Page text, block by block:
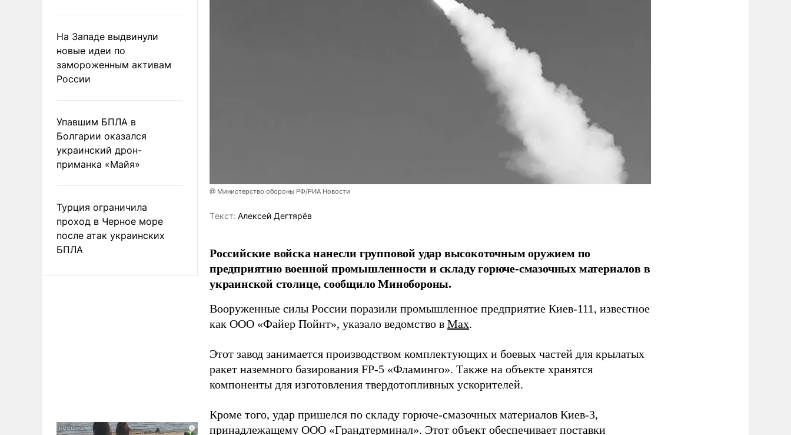
На Западе выдвинули
новые идеи по
замороженным активам
России
Упавшим БПЛА в
Болгарии оказался
украинский дрон-
приманка «Майя»
Турция ограничила
проход в Черное море
после атак украинских
БПЛА
@ Министерство обороны РФ/РИА Новости
Tекст: Алексей Дегтярёв
Российские войска нанесли групповой удар высокоточным оружием по
предприятию военной промышленности и складу горюче-смазочных материалов в
украинской столице, сообщило Минобороны.
Вооруженные силы России поразили промышленное предприятие Киев-111, известное
как ООО «Файер Пойнт», указало ведомство в Max.
Этот завод занимается производством комплектующих и боевых частей для крылатых
ракет наземного базирования FP-5 «Фламинго». Также на объекте хранятся
компоненты для изготовления твердотопливных ускорителей.
Кроме того, удар пришелся по складу горюче-смазочных материалов Киев-3,
принадлежащему ООО «Грандтерминал». Этот объект обеспечивает поставки